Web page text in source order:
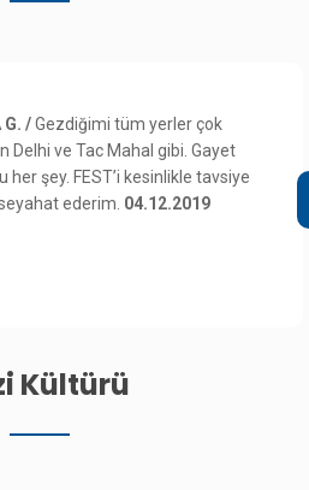
G. /Gezdiğimi tüm yerler çok
Delhi ve Tac Mahal gibi. Gayet
şey. FEST’i kesinlikle tavsiye
ederim. 04.12.2019
Kültürü